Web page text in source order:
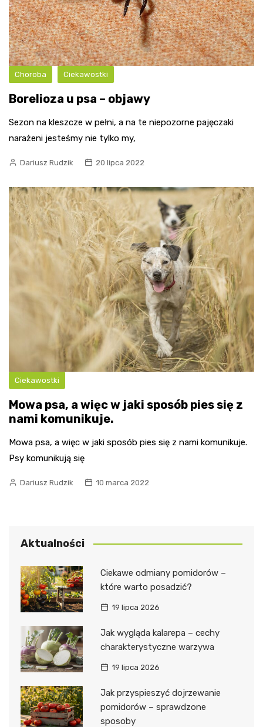
Choroba Ciekawostki
Borelioza u psa – objawy
Sezon na kleszcze w pełni, a na te niepozorne pajęczaki
narażeni jesteśmy nie tylko my,
Dariusz Rudzik 20 lipca 2022
Ciekawostki
Mowa psa, a więc w jaki sposób pies się z
nami komunikuje.
Mowa psa, a więc w jaki sposób pies się z nami komunikuje.
Psy komunikują się
Dariusz Rudzik 10 marca 2022
Aktualności
Ciekawe odmiany pomidorów –
które warto posadzić?
19 lipca 2026
Jak wygląda kalarepa – cechy
charakterystyczne warzywa
19 lipca 2026
Jak przyspieszyć dojrzewanie
pomidorów – sprawdzone
sposoby